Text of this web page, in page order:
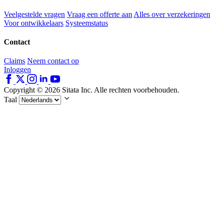
Veelgestelde vragen Vraag een offerte aan Alles over verzekeringen
Voor ontwikkelaars Systeemstatus
Contact
Claims Neem contact op
Inloggen
Copyright © 2026 Sitata Inc. Alle rechten voorbehouden.
Taal